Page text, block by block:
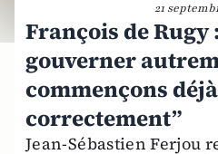
21
François de Rugy
gouverner
commençons
correctement”
Jean-Sébastien Ferjou